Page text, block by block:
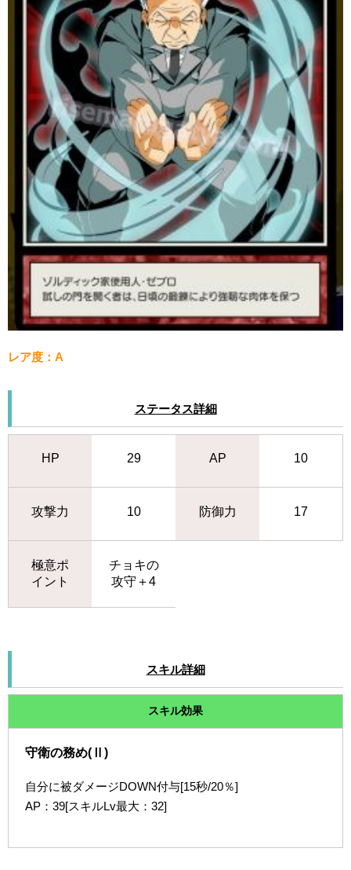
レア度：A
ステータス詳細
HP 29 AP 10
攻撃力 10 防御力 17
極意ポ
イント
チョキの
攻守＋4
スキル詳細
スキル効果
守衛の務め(Ⅱ)
自分に被ダメージDOWN付与[15秒/20％]
AP：39[スキルLv最大：32]